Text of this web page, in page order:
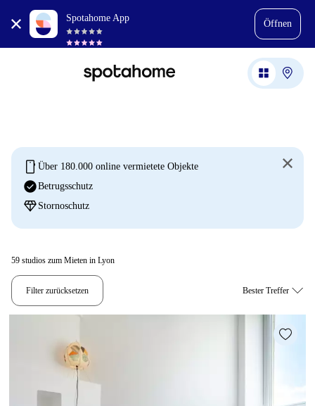
Spotahome App
Öffnen
mobile Über 180.000 online vermietete Objekte
check_circleBetrugsschutz
diamond Stornoschutz
59 studios zum Mieten in Lyon
Filter zurücksetzen